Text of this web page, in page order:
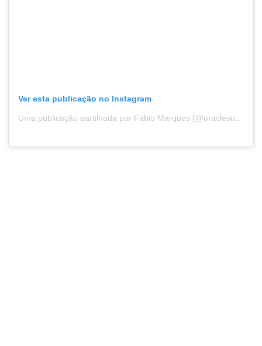
Ver esta publicação no Instagram
Uma publicação partilhada por Fábio Marques (@oraclesuicide)